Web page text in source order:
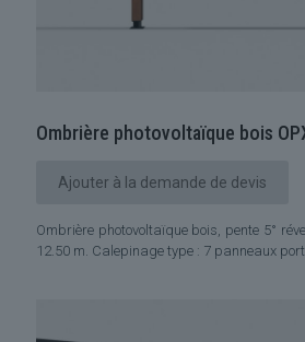
Ombrière photovoltaïque bois
Ajouter à la demande de devis
Ombrière photovoltaïque bois, pente 5°
12.50 m. Calepinage type : 7 panneaux